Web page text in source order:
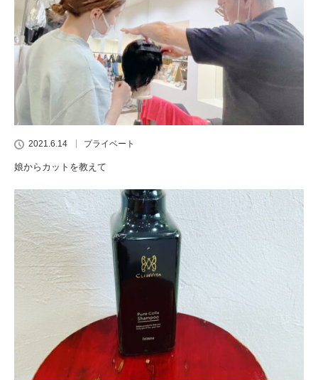
2021.6.14 プライベート
娘からカットを教えて